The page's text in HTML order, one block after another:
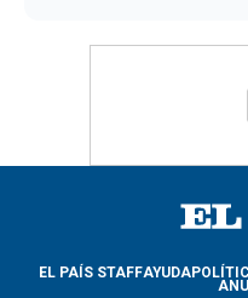
EL PAÍS STAFFAYUDA